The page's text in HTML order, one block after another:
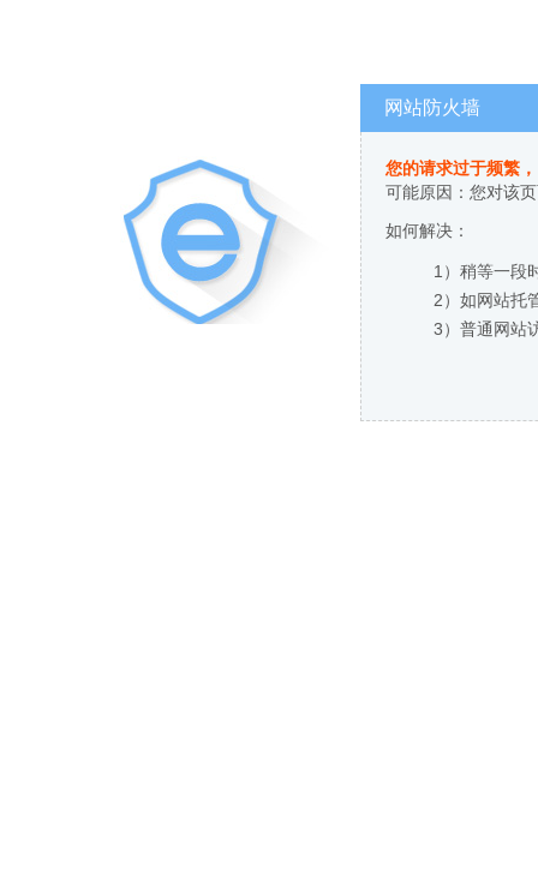
网站防火墙
您的请求过于频繁
可能原因：您对该
如何解决：
1）稍等一段
2）如网站托
3）普通网站